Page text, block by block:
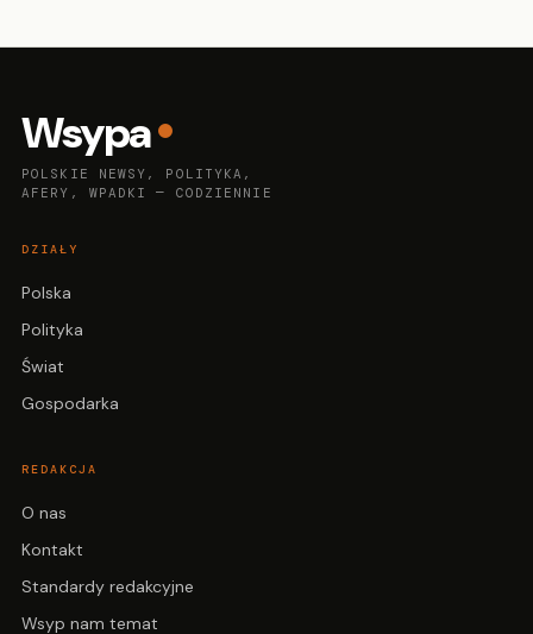
Wsypa
POLSKIE NEWSY, POLITYKA,
AFERY, WPADKI — CODZIENNIE
DZIAŁY
Polska
Polityka
Świat
Gospodarka
REDAKCJA
O nas
Kontakt
Standardy redakcyjne
Wsyp nam temat